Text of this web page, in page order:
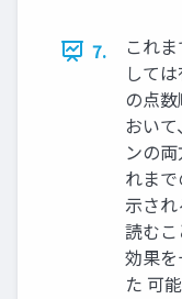
7.
これ
して
の点
おい
ンの
れま
示さ
読む
効果
た 可